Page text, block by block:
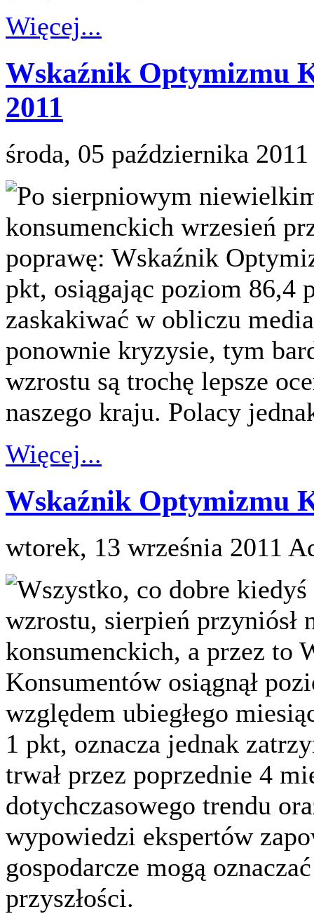
Więcej...
Wskaźnik Optymizmu
2011
środa, 05 października 2011
Po sierpniowym
konsumenckich wrzesień
poprawę: Wskaźnik
pkt, osiągając poziom 86,4
zaskakiwać w obliczu
ponownie kryzysie, tym
wzrostu są trochę lepsze
naszego kraju. Polacy
Więcej...
Wskaźnik Optymizmu
wtorek, 13 września 2011
Wszystko, co dobre
wzrostu, sierpień przyniósł
konsumenckich, a przez to
Konsumentów osiągnął
względem ubiegłego
1 pkt, oznacza jednak
trwał przez poprzednie 4
dotychczasowego trendu
wypowiedzi ekspertów
gospodarcze mogą
przyszłości.